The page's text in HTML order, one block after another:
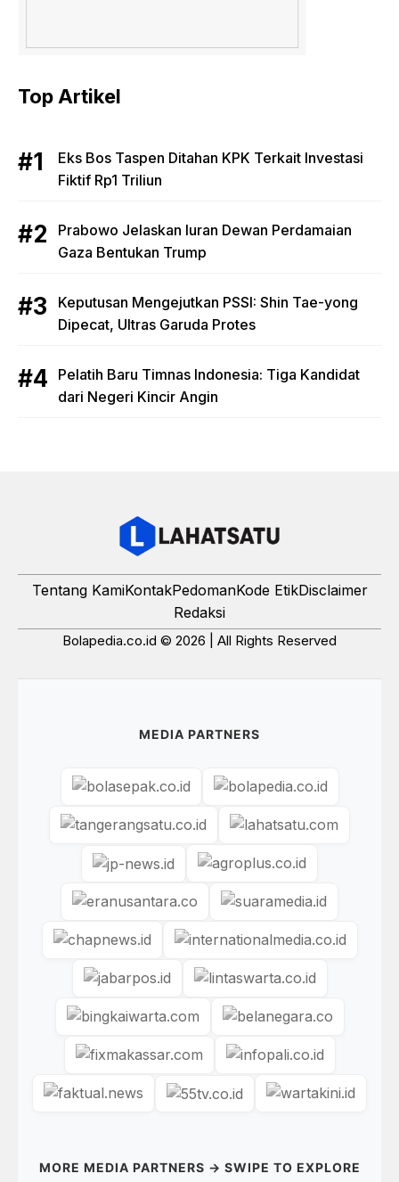
Top Artikel
Eks Bos Taspen Ditahan KPK Terkait Investasi
Fiktif Rp1 Triliun
Prabowo Jelaskan Iuran Dewan Perdamaian
Gaza Bentukan Trump
Keputusan Mengejutkan PSSI: Shin Tae-yong
Dipecat, Ultras Garuda Protes
Pelatih Baru Timnas Indonesia: Tiga Kandidat
dari Negeri Kincir Angin
Tentang KamiKontakPedomanKode EtikDisclaimer
Redaksi
Bolapedia.co.id © 2026 | All Rights Reserved
MEDIA PARTNERS
MORE MEDIA PARTNERS → SWIPE TO EXPLORE